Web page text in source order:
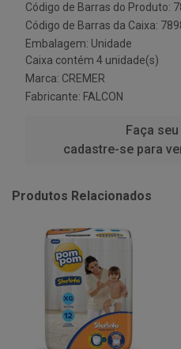
Código de Barras do Produto:
Código de Barras da Caixa:
Embalagem: Unidade
Caixa contém 4 unidade(s)
Marca: CREMER
Fabricante: FALCON
Faça
cadastre-se para
Produtos Relacionados